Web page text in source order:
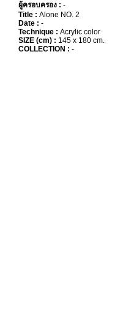
ผู้ครอบครอง : -
Title : Alone NO. 2
Date : -
Technique : Acrylic color
SIZE (cm) : 145 x 180 cm.
COLLECTION : -